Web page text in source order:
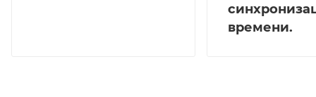
времени.